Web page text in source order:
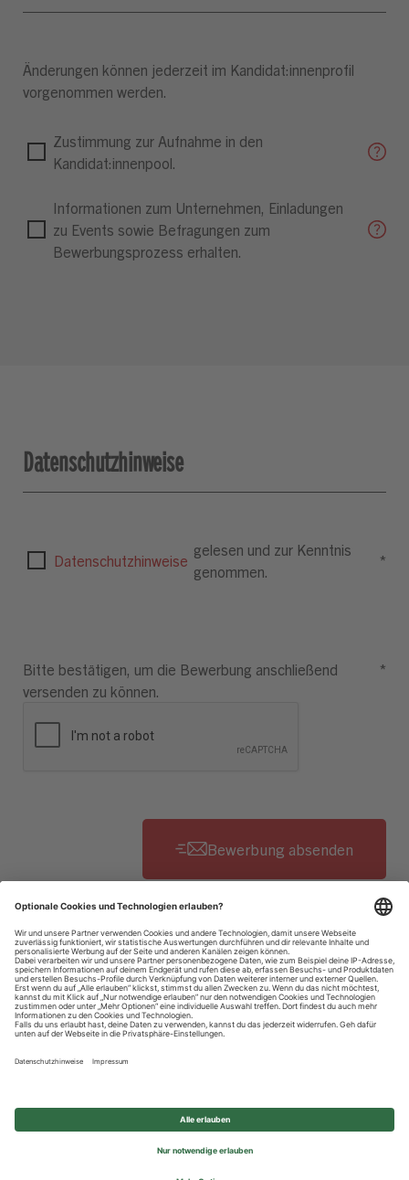
Änderungen können jederzeit im Kandidat:innenprofil
vorgenommen werden.
Zustimmung zur Aufnahme in den
Kandidat:innenpool.
Informationen zum Unternehmen, Einladungen
zu Events sowie Befragungen zum
Bewerbungsprozess erhalten.
Datenschutzhinweise
Datenschutzhinweise
gelesen und zur Kenntnis
genommen.
*
Bitte bestätigen, um die Bewerbung anschließend
versenden zu können.
*
Datenschutzhinweise
Impressum